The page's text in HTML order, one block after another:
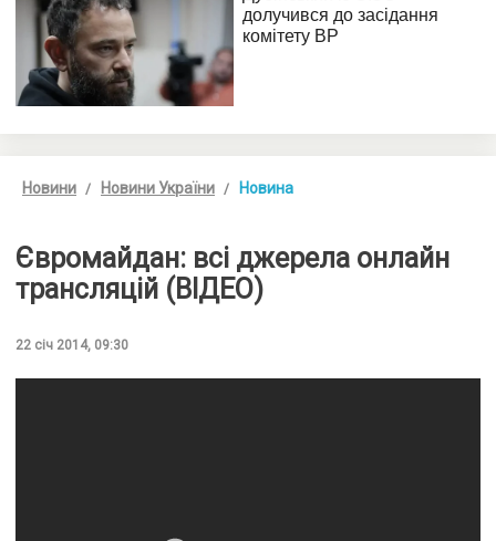
Новини Новини України Новина
Євромайдан: всі джерела онлайн
трансляцій (ВІДЕО)
22 січ 2014, 09:30